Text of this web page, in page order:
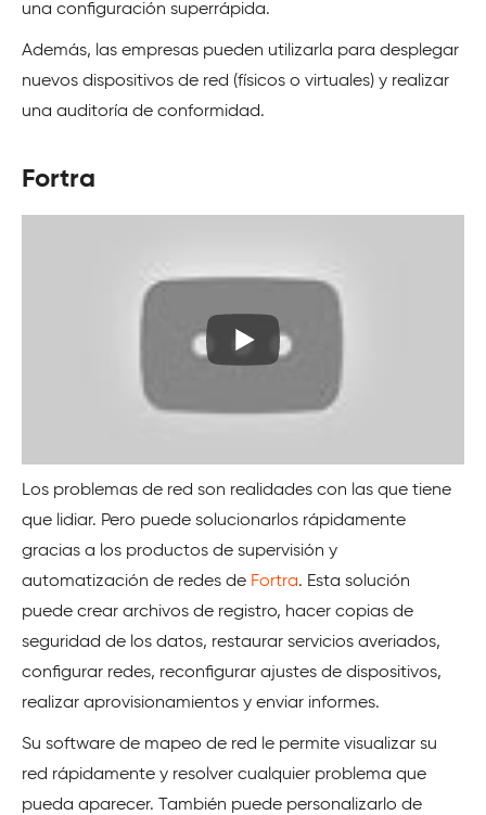
una configuración superrápida.
Además, las empresas pueden utilizarla para desplegar
nuevos dispositivos de red (físicos o virtuales) y realizar
una auditoría de conformidad.
Fortra
Los problemas de red son realidades con las que tiene
que lidiar. Pero puede solucionarlos rápidamente
gracias a los productos de supervisión y
automatización de redes de Fortra. Esta solución
puede crear archivos de registro, hacer copias de
seguridad de los datos, restaurar servicios averiados,
configurar redes, reconfigurar ajustes de dispositivos,
realizar aprovisionamientos y enviar informes.
Su software de mapeo de red le permite visualizar su
red rápidamente y resolver cualquier problema que
pueda aparecer. También puede personalizarlo de